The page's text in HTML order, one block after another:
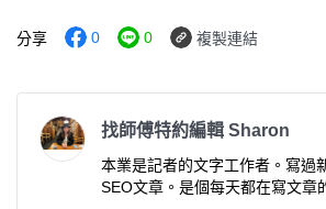
分享 0 0 複製連結
找師傅特約編輯 Sharon
本業是記者的文字工作者。寫過
SEO文章。是個每天都在寫文章